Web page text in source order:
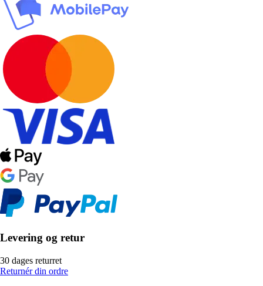
Levering og retur
30 dages returret
Returnér din ordre